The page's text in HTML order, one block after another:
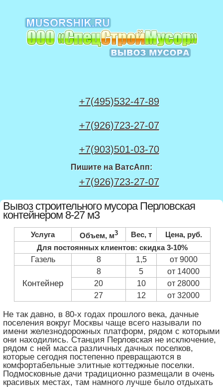
+7(495)532-47-89
+7(926)723-27-07
+7(903)501-03-70
Пишите на ВатсАпп:
+7(926)723-27-07
Вывоз строительного мусора Перловская
контейнером 8-27 м3
Услуга Объем, м3 Вес, т
Цена, руб.
Для постоянных клиентов: скидка 3-10%
Газель
8 1,5 от 9000
Контейнер
8 5
от 14000
20
10
от 28000
27
12 от 32000
Не так давно, в 80-х годах прошлого века, дачные
поселения вокруг Москвы чаще всего называли по
имени железнодорожных платформ, рядом с которыми
они находились. Станция Перловская не исключение,
рядом с ней масса различных дачных поселков,
которые сегодня постепенно превращаются в
комфортабельные элитные коттеджные поселки.
Подмосковные дачи традиционно размещали в очень
красивых местах, там намного лучше было отдыхать